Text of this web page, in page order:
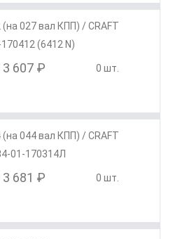
027 вал КПП) / CRAFT
(6412 N)
3 607 ₽ 0 шт.
044 вал КПП) / CRAFT
01-170314Л
3 681 ₽ 0 шт.